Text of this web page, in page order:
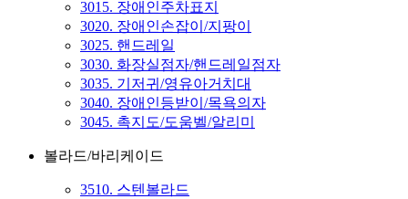
3015. 장애인주차표지
3020. 장애인손잡이/지팡이
3025. 핸드레일
3030. 화장실점자/핸드레일점자
3035. 기저귀/영유아거치대
3040. 장애인등받이/목욕의자
3045. 촉지도/도움벨/알리미
볼라드/바리케이드
3510. 스텐볼라드